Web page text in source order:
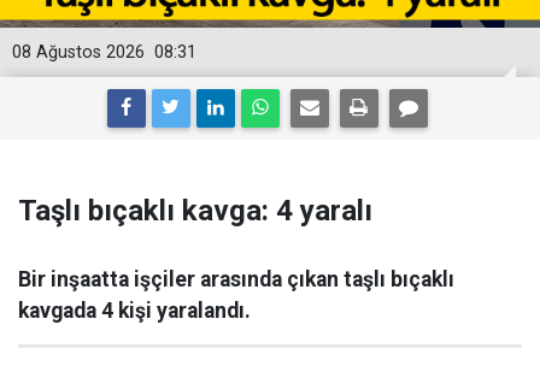
08:31
08 Ağustos 2026
Taşlı bıçaklı kavga: 4 yaralı
Bir inşaatta işçiler arasında çıkan taşlı bıçaklı
kavgada 4 kişi yaralandı.